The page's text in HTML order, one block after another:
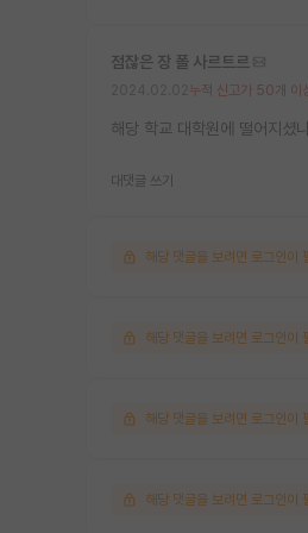
점잖은 장 폴 사르트르
누적 신고가 50개 이
해당 학교 대학원에 떨어지셨
대댓글 쓰기
해당 댓글을 보려면 로그인이
해당 댓글을 보려면 로그인이
해당 댓글을 보려면 로그인이
해당 댓글을 보려면 로그인이